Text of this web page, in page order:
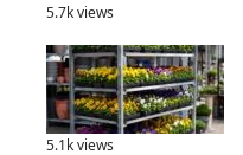
5.7k views
5.1k views